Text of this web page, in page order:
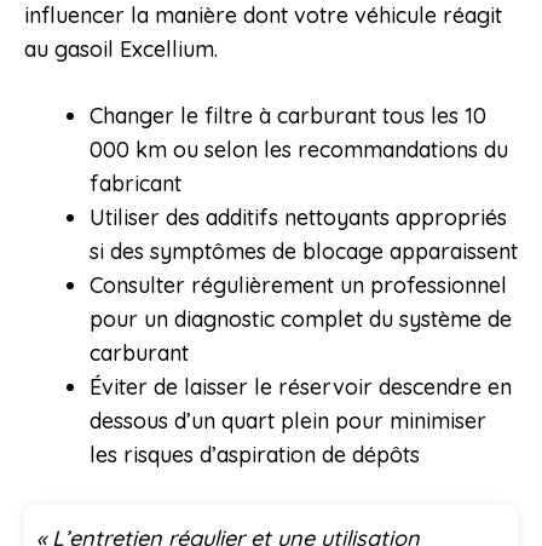
influencer la manière dont votre véhicule réagit
au gasoil Excellium.
Changer le filtre à carburant tous les 10
000 km ou selon les recommandations du
fabricant
Utiliser des additifs nettoyants appropriés
si des symptômes de blocage apparaissent
Consulter régulièrement un professionnel
pour un diagnostic complet du système de
carburant
Éviter de laisser le réservoir descendre en
dessous d’un quart plein pour minimiser
les risques d’aspiration de dépôts
« L’entretien régulier et une utilisation